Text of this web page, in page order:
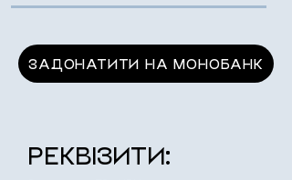
ЗАДОНАТИТИ НА МОНОБАНК
РЕКВІЗИТИ: